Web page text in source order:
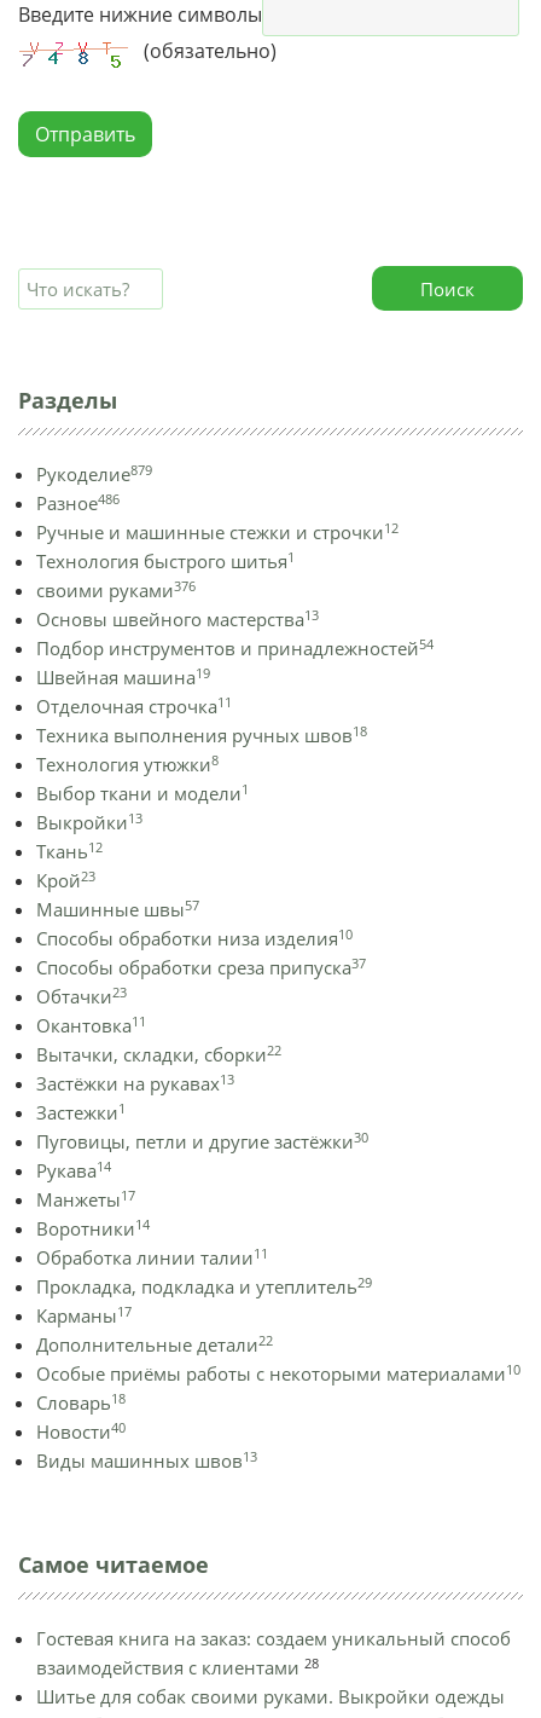
Введите нижние символы
(обязательно)
Отправить
Поиск
Разделы
Рукоделие879
Разное486
Ручные и машинные стежки и строчки12
Технология быстрого шитья1
своими руками376
Основы швейного мастерства13
Подбор инструментов и принадлежностей54
Швейная машина19
Отделочная строчка11
Техника выполнения ручных швов18
Технология утюжки8
Выбор ткани и модели1
Выкройки13
Ткань12
Крой23
Машинные швы57
Способы обработки низа изделия10
Способы обработки среза припуска37
Обтачки23
Окантовка11
Вытачки, складки, сборки22
Застёжки на рукавах13
Застежки1
Пуговицы, петли и другие застёжки30
Рукава14
Манжеты17
Воротники14
Обработка линии талии11
Прокладка, подкладка и утеплитель29
Карманы17
Дополнительные детали22
Особые приёмы работы с некоторыми материалами10
Словарь18
Новости40
Виды машинных швов13
Самое читаемое
Гостевая книга на заказ: создаем уникальный способ
взаимодействия с клиентами 28
Шитье для собак своими руками. Выкройки одежды